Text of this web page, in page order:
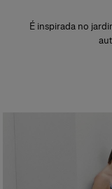
É inspirada no